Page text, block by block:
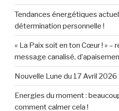
Tendances énergétiques
détermination personnelle !
« La Paix soit en ton Cœur ! » –
message canalisé,
Nouvelle Lune du 17 Avril 2026
Energies du moment :
comment calmer cela !